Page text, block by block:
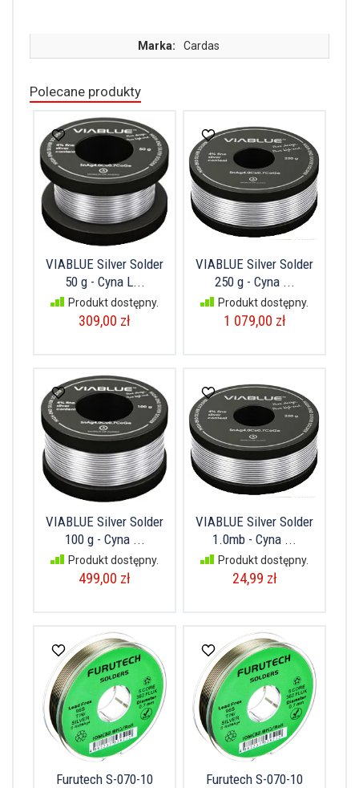
Marka: Cardas
Polecane produkty
VIABLUE Silver Solder
50 g - Cyna L...
Produkt dostępny.
309,00 zł
VIABLUE Silver Solder
250 g - Cyna ...
Produkt dostępny.
1 079,00 zł
VIABLUE Silver Solder
100 g - Cyna ...
Produkt dostępny.
499,00 zł
VIABLUE Silver Solder
1.0mb - Cyna ...
Produkt dostępny.
24,99 zł
Furutech S-070-10
Furutech S-070-10